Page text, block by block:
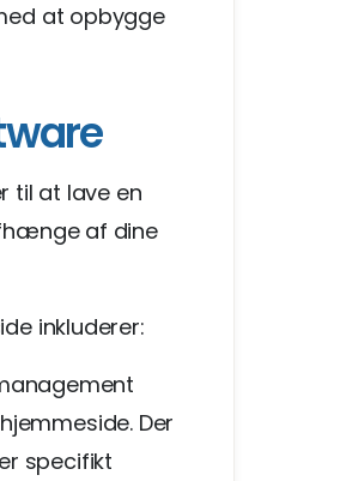
at opbygge
til at lave en
af dine
inkluderer:
Der
specifikt